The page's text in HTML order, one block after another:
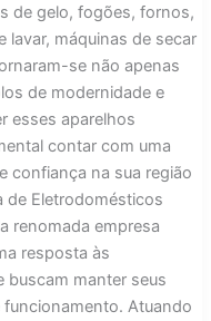
de gelo, fogões, fornos,
máquinas de secar
se não apenas
de modernidade e
esses aparelhos
contar com uma
confiança na sua região
de Eletrodomésticos
renomada empresa
resposta às
buscam manter seus
Atuando